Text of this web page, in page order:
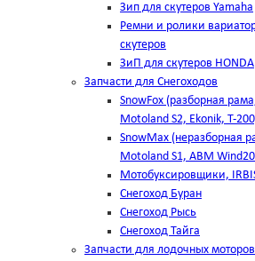
Зип для скутеров Yamaha
Ремни и ролики
скутеров
ЗиП для скутеров HONDA
Запчасти для Снегоходов
SnowFox (разборная
Motoland S2, Ekonik, T-
SnowMax (неразборная
Motoland S1, ABM
Мотобуксировщики,
Снегоход Буран
Снегоход Рысь
Снегоход Тайга
Запчасти для лодочных моторов